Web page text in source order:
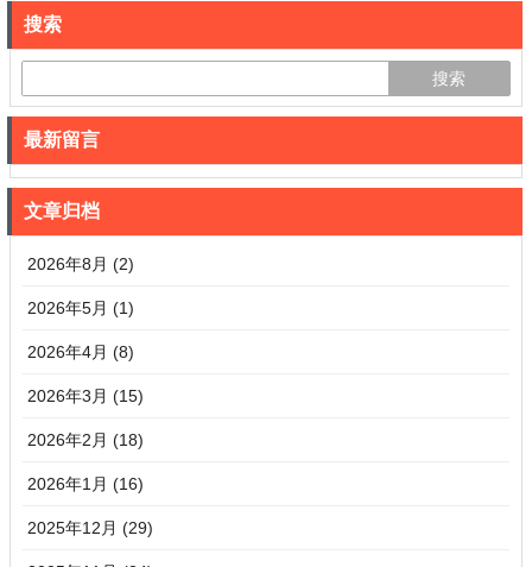
搜索
最新留言
文章归档
2026年8月 (2)
2026年5月 (1)
2026年4月 (8)
2026年3月 (15)
2026年2月 (18)
2026年1月 (16)
2025年12月 (29)